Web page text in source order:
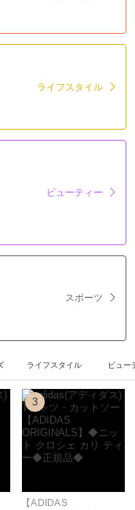
ライフスタイル
ビューティー
スポーツ
ライフスタイル ビュー
3
【ADIDAS